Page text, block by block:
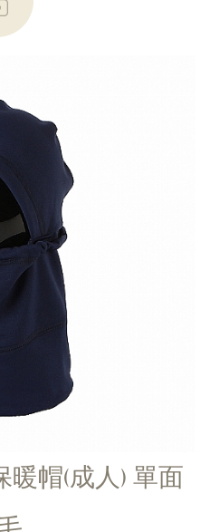
暖帽(成人) 單面